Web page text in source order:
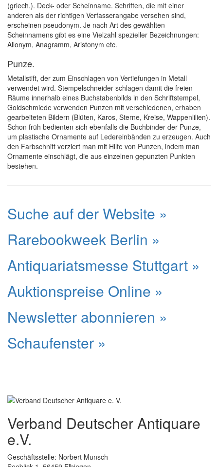
(griech.). Deck- oder Scheinname. Schriften, die mit einer
anderen als der richtigen Verfasserangabe versehen sind,
erscheinen pseudonym. Je nach Art des gewählten
Scheinnamens gibt es eine Vielzahl spezieller Bezeichnungen:
Allonym, Anagramm, Aristonym etc.
Punze.
Metallstift, der zum Einschlagen von Vertiefungen in Metall
verwendet wird. Stempelschneider schlagen damit die freien
Räume innerhalb eines Buchstabenbilds in den Schriftstempel,
Goldschmiede verwenden Punzen mit verschiedenen, erhaben
gearbeiteten Bildern (Blüten, Karos, Sterne, Kreise, Wappenlilien).
Schon früh bedienten sich ebenfalls die Buchbinder der Punze,
um plastische Ornamente auf Ledereinbänden zu erzeugen. Auch
den Farbschnitt verziert man mit Hilfe von Punzen, indem man
Ornamente einschlägt, die aus einzelnen gepunzten Punkten
bestehen.
Suche auf der Website »
Rarebookweek Berlin »
Antiquariatsmesse Stuttgart »
Auktionspreise Online »
Newsletter abonnieren »
Schaufenster »
Verband Deutscher Antiquare
e.V.
Geschäftsstelle: Norbert Munsch